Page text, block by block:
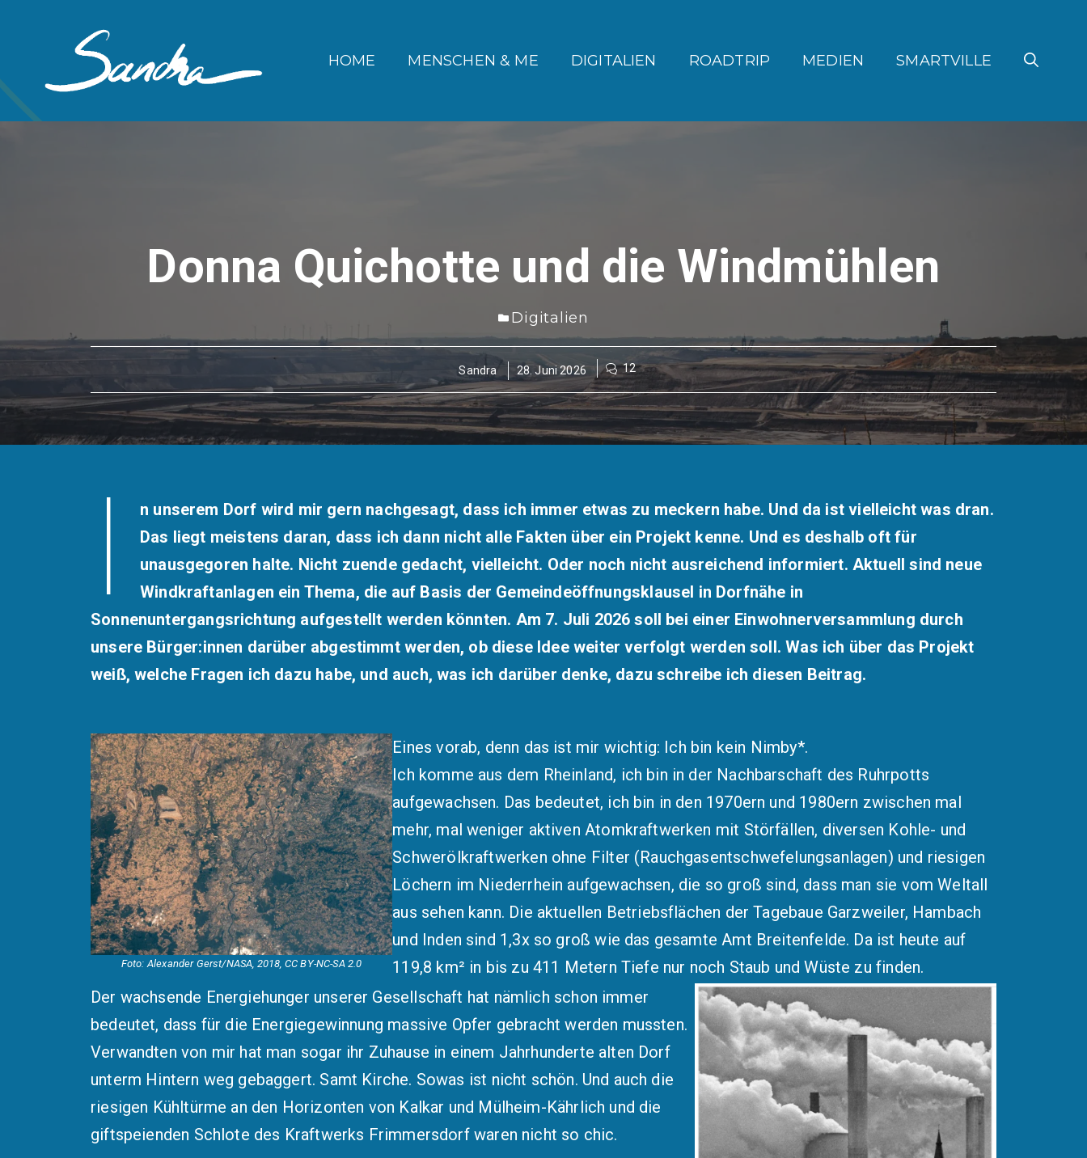
HOME MENSCHEN & ME DIGITALIEN ROADTRIP MEDIEN SMARTVILLE
Donna Quichotte und die Windmühlen
Digitalien
Sandra 28. Juni 2026 12
I
n unserem Dorf wird mir gern nachgesagt, dass ich immer etwas zu meckern habe. Und da ist vielleicht was dran.
Das liegt meistens daran, dass ich dann nicht alle Fakten über ein Projekt kenne. Und es deshalb oft für
unausgegoren halte. Nicht zuende gedacht, vielleicht. Oder noch nicht ausreichend informiert. Aktuell sind neue
Windkraftanlagen ein Thema, die auf Basis der Gemeindeöffnungsklausel in Dorfnähe in
Sonnenuntergangsrichtung aufgestellt werden könnten. Am 7. Juli 2026 soll bei einer Einwohnerversammlung durch
unsere Bürger:innen darüber abgestimmt werden, ob diese Idee weiter verfolgt werden soll. Was ich über das Projekt
weiß, welche Fragen ich dazu habe, und auch, was ich darüber denke, dazu schreibe ich diesen Beitrag.
Foto: Alexander Gerst/NASA, 2018, CC BY-NC-SA 2.0
Eines vorab, denn das ist mir wichtig: Ich bin kein Nimby*.
Ich komme aus dem Rheinland, ich bin in der Nachbarschaft des Ruhrpotts
aufgewachsen. Das bedeutet, ich bin in den 1970ern und 1980ern zwischen mal
mehr, mal weniger aktiven Atomkraftwerken mit Störfällen, diversen Kohle- und
Schwerölkraftwerken ohne Filter (Rauchgasentschwefelungsanlagen) und riesigen
Löchern im Niederrhein aufgewachsen, die so groß sind, dass man sie vom Weltall
aus sehen kann. Die aktuellen Betriebsflächen der Tagebaue Garzweiler, Hambach
und Inden sind 1,3x so groß wie das gesamte Amt Breitenfelde. Da ist heute auf
119,8 km² in bis zu 411 Metern Tiefe nur noch Staub und Wüste zu finden.
Der wachsende Energiehunger unserer Gesellschaft hat nämlich schon immer
bedeutet, dass für die Energiegewinnung massive Opfer gebracht werden mussten.
Verwandten von mir hat man sogar ihr Zuhause in einem Jahrhunderte alten Dorf
unterm Hintern weg gebaggert. Samt Kirche. Sowas ist nicht schön. Und auch die
riesigen Kühltürme an den Horizonten von Kalkar und Mülheim-Kährlich und die
giftspeienden Schlote des Kraftwerks Frimmersdorfwaren nicht so chic.